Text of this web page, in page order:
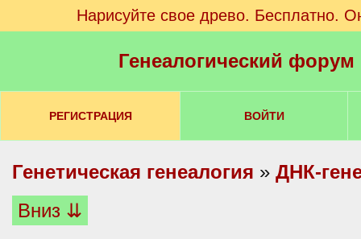
Нарисуйте свое древо. Бесплатно.
Генеалогический
РЕГИСТРАЦИЯ ВОЙТИ
Генетическая генеалогия » ДНК-
Вниз ⇊